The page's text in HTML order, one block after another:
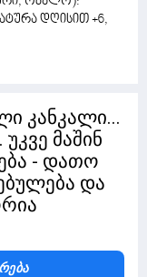
დღისით +6,
კანკალი...
მაშინ
- დათო
და